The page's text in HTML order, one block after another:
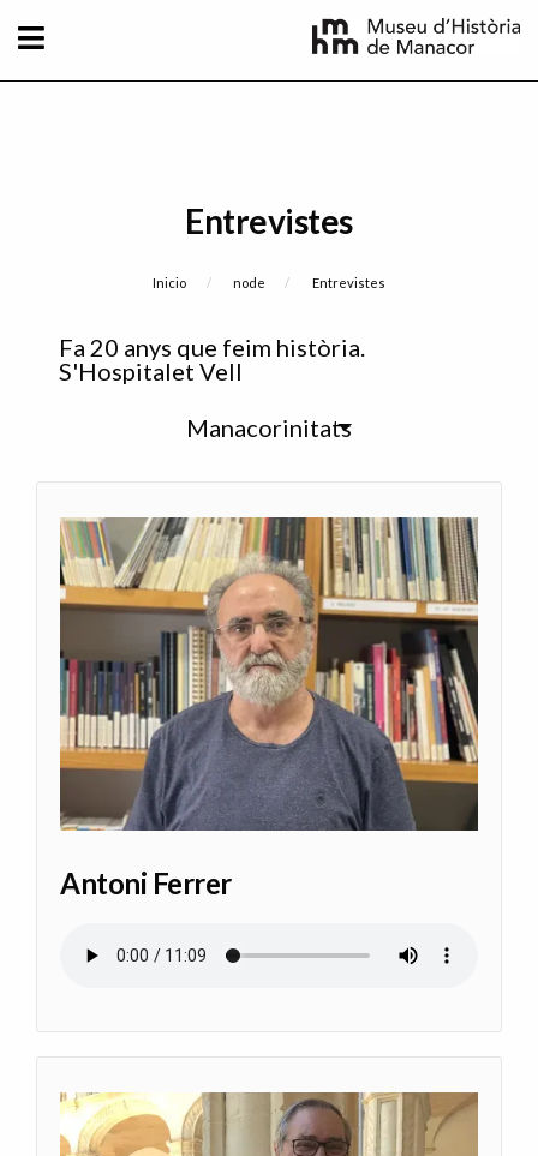
Entrevistes
Sobrescribir enlaces de ayuda a la
Inicio node Current:
Entrevistes
Sidebar
menu
Fa 20 anys que feim història.
S'Hospitalet Vell
Manacorinitats
Antoni Ferrer